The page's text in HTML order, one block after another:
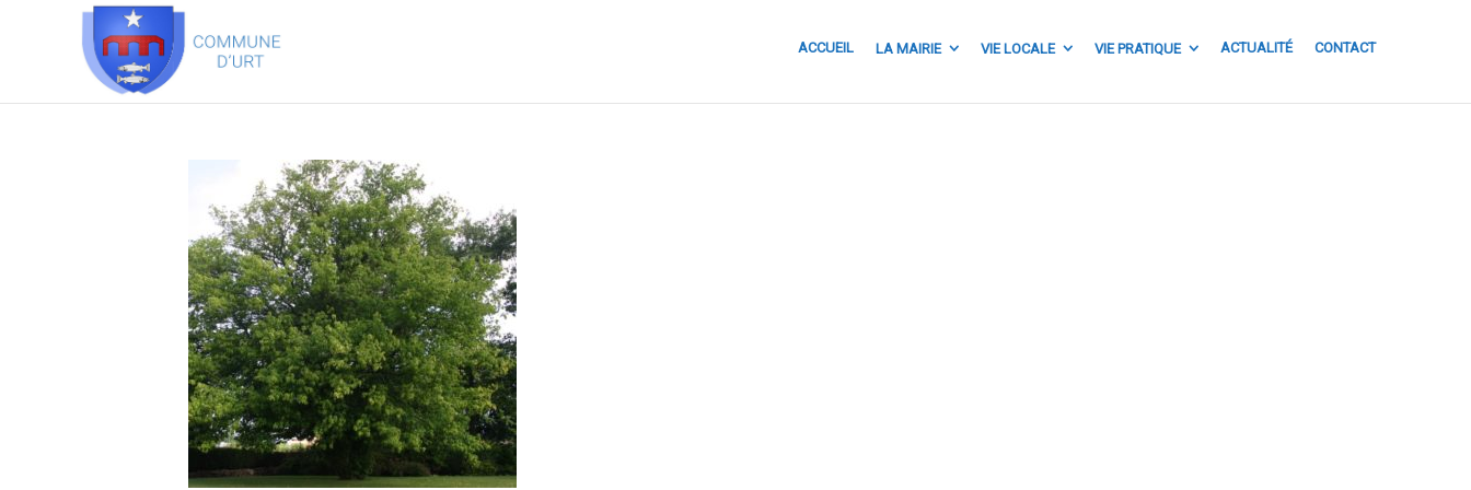
ACCUEIL LA MAIRIE VIE LOCALE VIE PRATIQUE ACTUALITÉ CONTACT